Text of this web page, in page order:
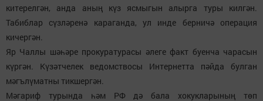
китерелгән, анда аның күз ясмыгын алырга туры килгән.
Табиблар сүзләренә караганда, ул инде берничә операция
кичергән.
Яр Чаллы шәһәре прокуратурасы әлеге факт буенча чарасын
күргән. Күзәтчелек ведомствосы Интернетта пәйда булган
мәгълүматны тикшергән.
Мәгариф турында һәм РФ дә бала хокукларының төп